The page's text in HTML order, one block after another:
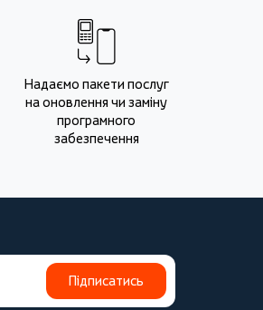
Надаємо пакети послуг
на оновлення чи заміну
програмного
забезпечення
Підписатись